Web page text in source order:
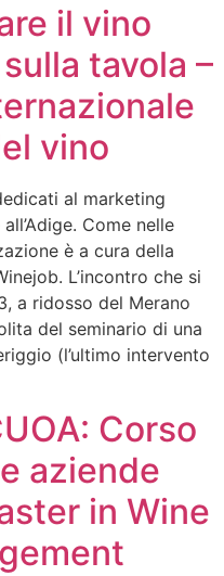
il vino
tavola –
vino
al marketing
Come nelle
è a cura della
L’incontro che si
a ridosso del Merano
del seminario di una
(l’ultimo intervento
Corso
aziende
in Wine